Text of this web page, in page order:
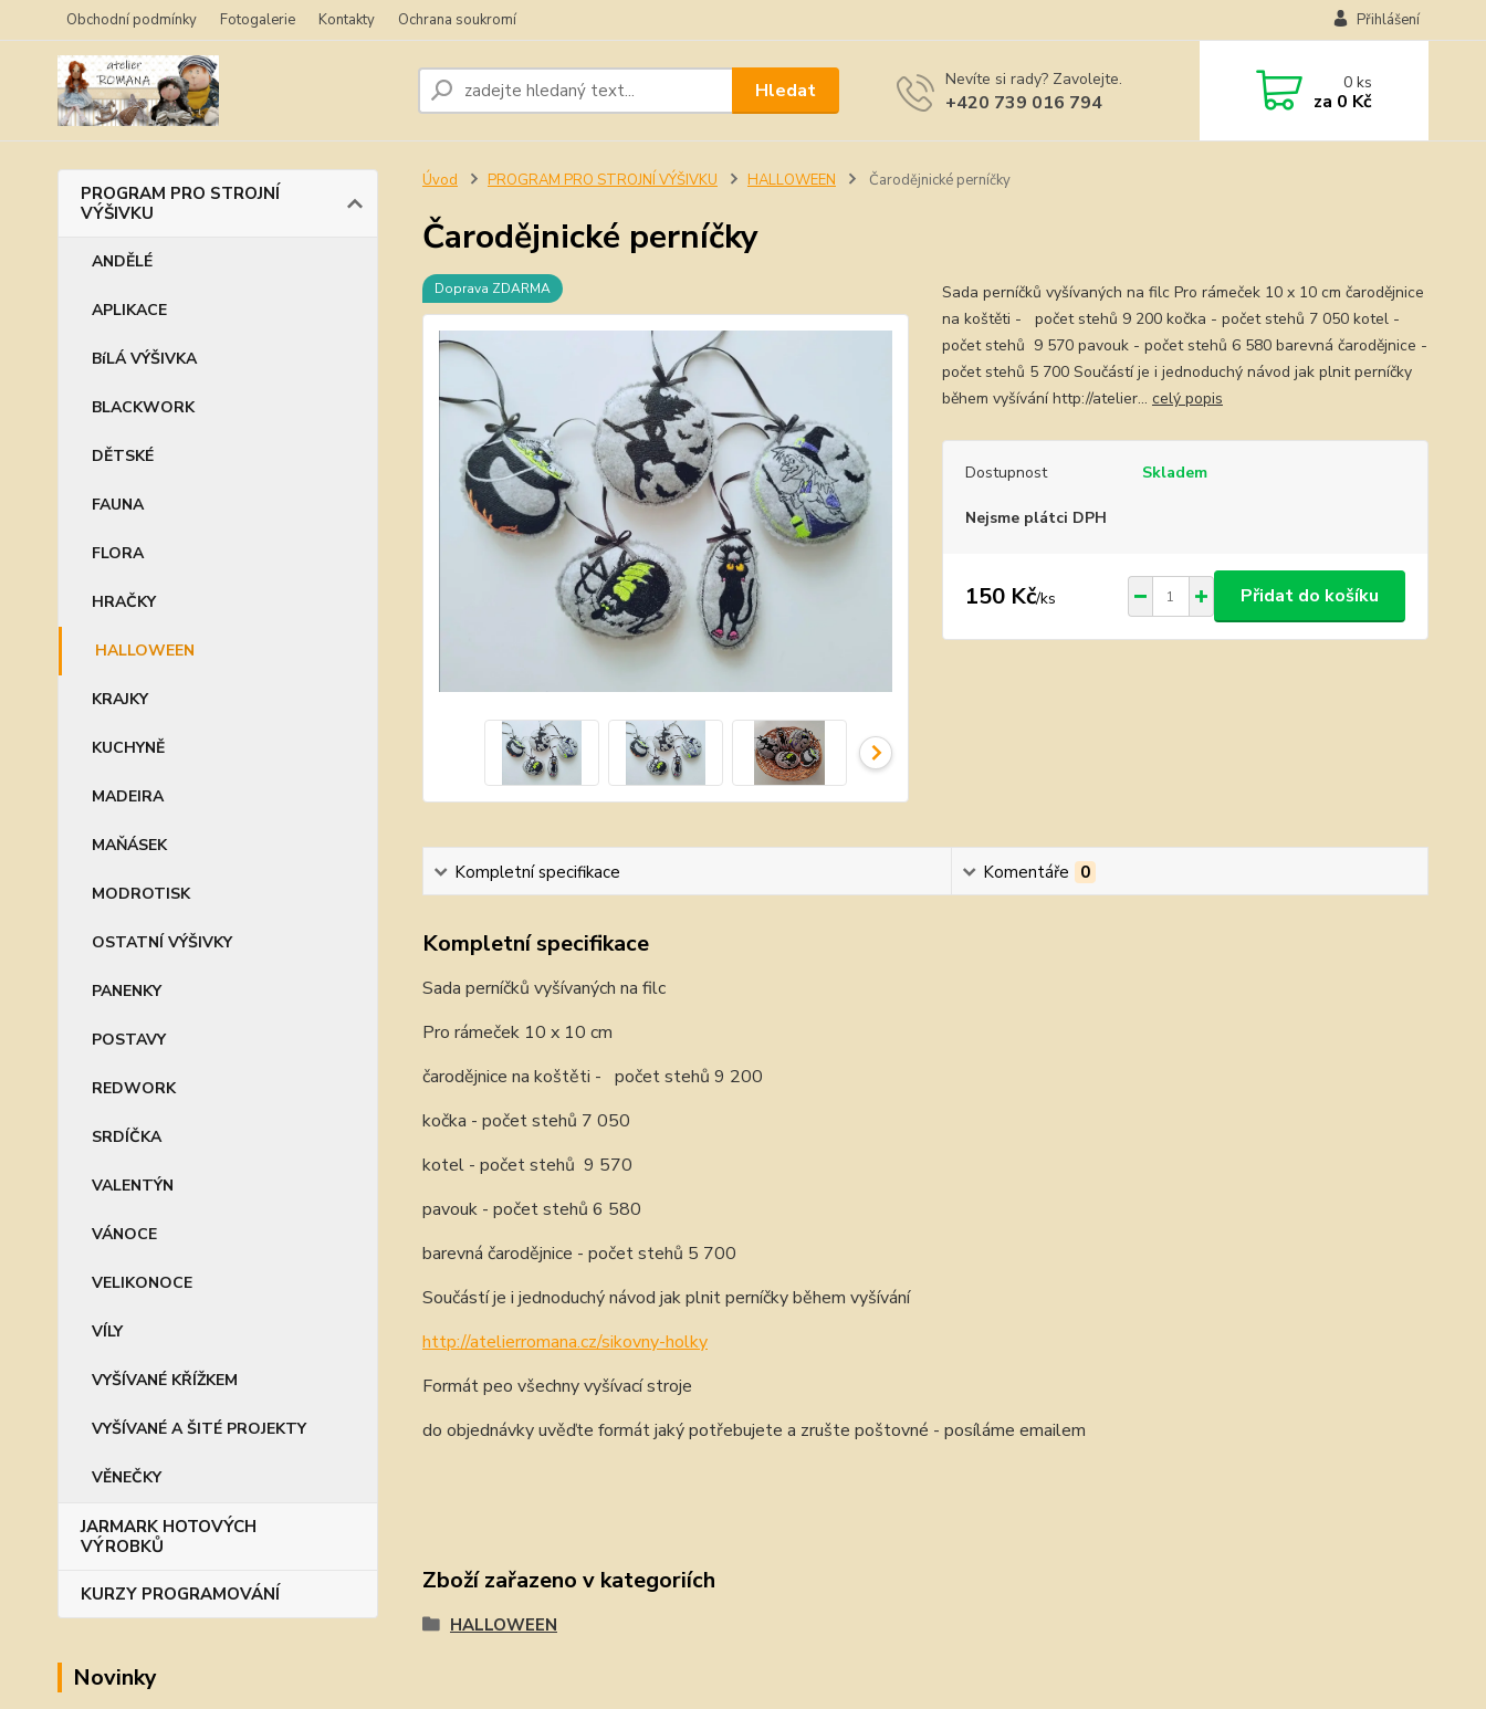
Obchodní podmínky Fotogalerie Kontakty Ochrana soukromí Přihlášení
Hledat Nevíte si rady? Zavolejte.
+420 739 016 794
0ks
za 0 Kč
PROGRAM PRO STROJNÍ
VÝŠIVKU
ANDĚLÉ
APLIKACE
BíLÁ VÝŠIVKA
BLACKWORK
DĚTSKÉ
FAUNA
FLORA
HRAČKY
HALLOWEEN
KRAJKY
KUCHYNĚ
MADEIRA
MAŇÁSEK
MODROTISK
OSTATNÍ VÝŠIVKY
PANENKY
POSTAVY
REDWORK
SRDÍČKA
VALENTÝN
VÁNOCE
VELIKONOCE
VÍLY
VYŠÍVANÉ KŘÍŽKEM
VYŠÍVANÉ A ŠITÉ PROJEKTY
VĚNEČKY
JARMARK HOTOVÝCH
VÝROBKŮ
KURZY PROGRAMOVÁNÍ
Novinky
Úvod PROGRAM PRO STROJNÍ VÝŠIVKU HALLOWEEN Čarodějnické perníčky
Čarodějnické perníčky
Doprava ZDARMA
Sada perníčků vyšívaných na filc Pro rámeček 10 x 10 cm čarodějnice
na koštěti - počet stehů 9 200 kočka - počet stehů 7 050 kotel -
počet stehů 9 570 pavouk - počet stehů 6 580 barevná čarodějnice -
počet stehů 5 700 Součástí je i jednoduchý návod jak plnit perníčky
během vyšívání http://atelier... celý popis
Dostupnost Skladem
Nejsme plátci DPH
150 Kč/ks Přidat do košíku
Kompletní specifikace Komentáře 0
Kompletní specifikace
Sada perníčků vyšívaných na filc
Pro rámeček 10 x 10 cm
čarodějnice na koštěti - počet stehů 9 200
kočka - počet stehů 7 050
kotel - počet stehů 9 570
pavouk - počet stehů 6 580
barevná čarodějnice - počet stehů 5 700
Součástí je i jednoduchý návod jak plnit perníčky během vyšívání
http://atelierromana.cz/sikovny-holky
Formát peo všechny vyšívací stroje
do objednávky uvěďte formát jaký potřebujete a zrušte poštovné - posíláme emailem
Zboží zařazeno v kategoriích
HALLOWEEN